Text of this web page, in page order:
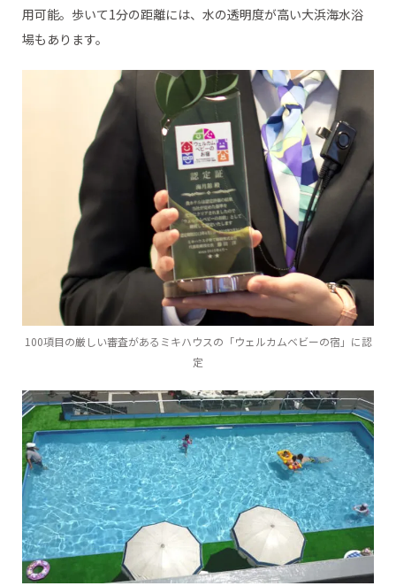
用可能。歩いて1分の距離には、水の透明度が高い大浜海水浴
場もあります。
100項目の厳しい審査があるミキハウスの「ウェルカムベビーの宿」に認
定